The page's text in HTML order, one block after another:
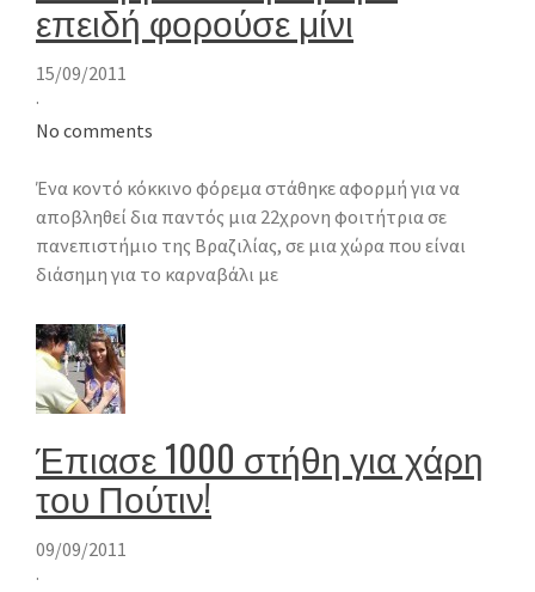
επειδή φορούσε μίνι
15/09/2011
·
No comments
Ένα κοντό κόκκινο φόρεμα στάθηκε αφορμή για να
αποβληθεί δια παντός μια 22χρονη φοιτήτρια σε
πανεπιστήμιο της Βραζιλίας, σε μια χώρα που είναι
διάσημη για το καρναβάλι με
Έπιασε 1000 στήθη για χάρη
του Πούτιν!
09/09/2011
·